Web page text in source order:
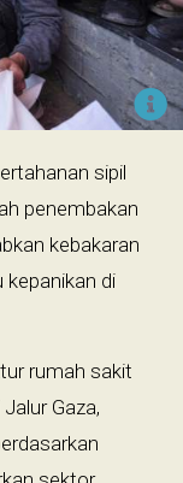
sipil
penembakan
kebakaran
di
rumah sakit
Gaza,